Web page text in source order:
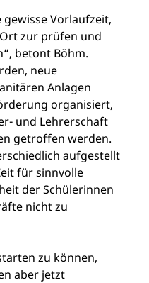
gewisse Vorlaufzeit,
zur prüfen und
betont Böhm.
neue
Anlagen
organisiert,
und Lehrerschaft
getroffen werden.
aufgestellt
für sinnvolle
der Schülerinnen
nicht zu
zu können,
aber jetzt